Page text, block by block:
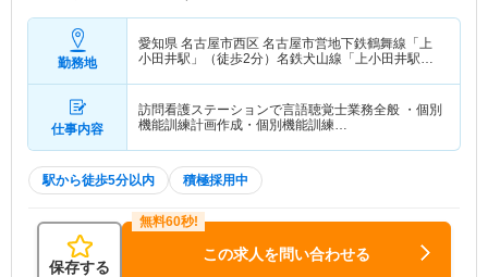
勤務地
愛知県 名古屋市西区 名古屋市営地下鉄鶴舞線「上
小田井駅」（徒歩2分）名鉄犬山線「上小田井駅」
仕事内容
訪問看護ステーションで言語聴覚士業務全般 ・個別
機能訓練計画作成・個別機能訓練…
駅から徒歩5分以内 積極採用中
保存する
この求人を問い合わせる